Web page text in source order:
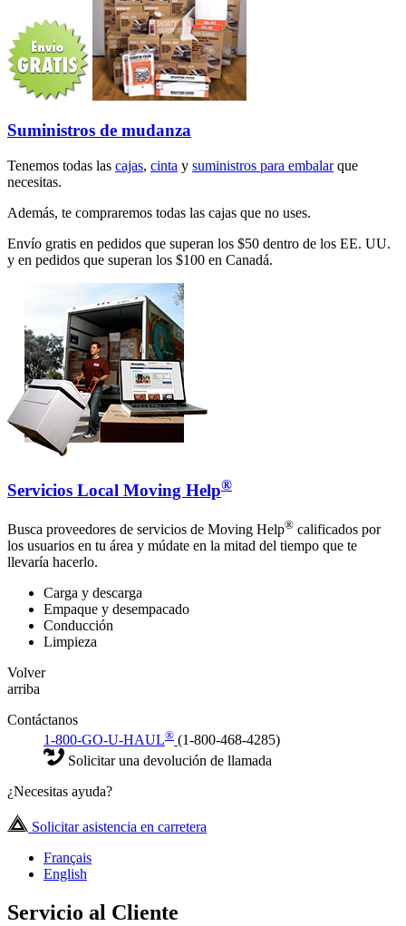
Suministros de mudanza
Tenemos todas las cajas, cinta y suministros para embalarque
necesitas.
Además, te compraremos todas las cajas que no uses.
Envío gratis en pedidos que superan los $50 dentro de los EE. UU.
y en pedidos que superan los $100 en Canadá.
Servicios Local Moving Help®
Busca proveedores de servicios de Moving Help® calificados por
los usuarios en tu área y múdate en la mitad del tiempo que te
llevaría hacerlo.
Carga y descarga
Empaque y desempacado
Conducción
Limpieza
Volver
arriba
Contáctanos
1-800-GO-U-HAUL® (1-800-468-4285)
Solicitar una devolución de llamada
¿Necesitas ayuda?
Solicitar asistencia en carretera
Français
English
Servicio al Cliente